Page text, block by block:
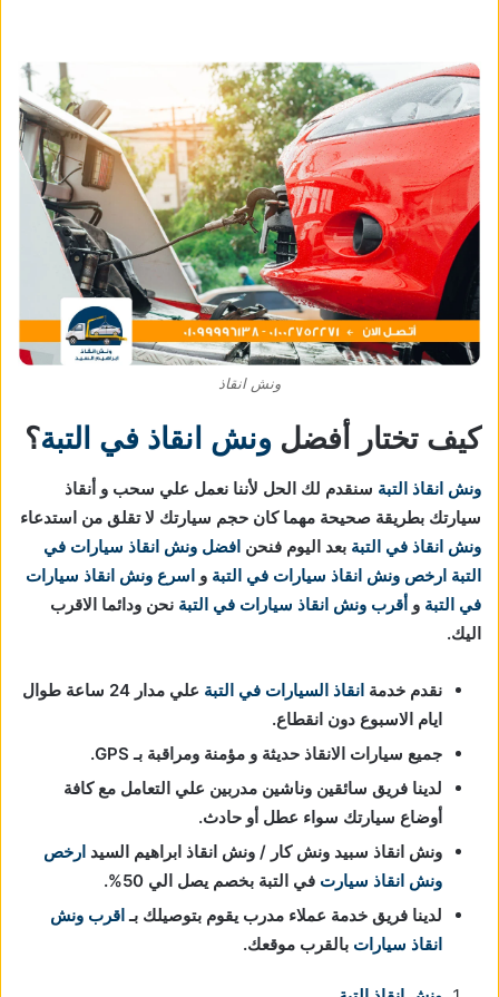
ونش انقاذ
كيف تختار أفضل ونش انقاذ في التبة؟
ونش انقاذ التبة سنقدم لك الحل لأننا نعمل علي سحب و أنقاذ
سيارتك بطريقة صحيحة مهما كان حجم سيارتك لا تقلق من استدعاء
ونش انقاذ في التبة بعد اليوم فنحن افضل ونش انقاذ سيارات في
التبة ارخص ونش انقاذ سيارات في التبة و اسرع ونش انقاذ سيارات
في التبة و أقرب ونش انقاذ سيارات في التبة نحن ودائما الاقرب
اليك.
نقدم خدمة انقاذ السيارات في التبة
علي مدار 24 ساعة طوال
ايام الاسبوع دون انقطاع.
جميع سيارات الانقاذ حديثة و مؤمنة ومراقبة بـ GPS.
لدينا فريق سائقين وناشين مدربين علي التعامل مع كافة
أوضاع سيارتك سواء عطل أو حادث.
ونش انقاذ سبيد ونش كار / ونش انقاذ ابراهيم السيد ارخص
ونش انقاذ سيارت في التبة بخصم يصل الي 50%.
لدينا فريق خدمة عملاء مدرب يقوم بتوصيلك بـاقرب ونش
انقاذ سيارات بالقرب موقعك.